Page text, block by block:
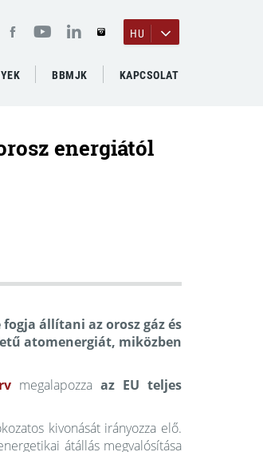
HU
BBMJK KAPCSOLAT
energiától
állítani az orosz gáz és
atomenergiát, miközben
megalapozza az EU teljes
kivonását irányozza elő.
átállás megvalósítása